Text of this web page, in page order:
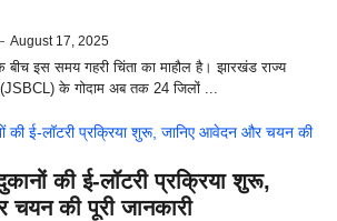
August 17, 2025
के बीच इस समय गहरी चिंता का माहौल है। झारखंड राज्य
(JSBCL) के गोदाम अब तक 24 जिलों ...
की ई-लॉटरी प्रक्रिया शुरू,
की पूरी जानकारी